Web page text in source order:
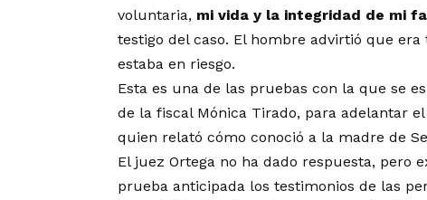
voluntaria, mi vida y la integridad de mi
testigo del caso. El hombre advirtió que
estaba en riesgo.
Esta es una de las pruebas con la que se
de la fiscal Mónica Tirado, para adelantar
quien relató cómo conoció a la madre de
El juez Ortega no ha dado respuesta, pero
prueba anticipada los testimonios de las